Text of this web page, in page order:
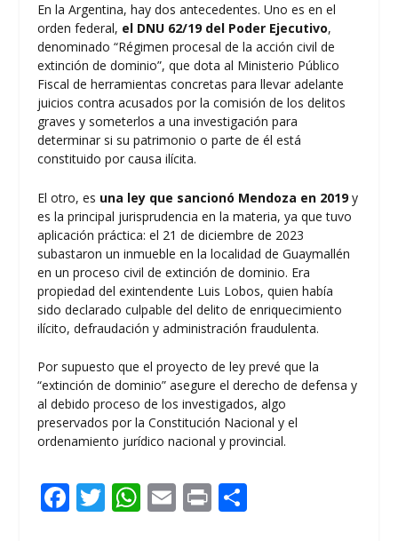
En la Argentina, hay dos antecedentes. Uno es en el
orden federal, el DNU 62/19 del Poder Ejecutivo,
denominado “Régimen procesal de la acción civil de
extinción de dominio”, que dota al Ministerio Público
Fiscal de herramientas concretas para llevar adelante
juicios contra acusados por la comisión de los delitos
graves y someterlos a una investigación para
determinar si su patrimonio o parte de él está
constituido por causa ilícita.
El otro, es una ley que sancionó Mendoza en 2019y
es la principal jurisprudencia en la materia, ya que tuvo
aplicación práctica: el 21 de diciembre de 2023
subastaron un inmueble en la localidad de Guaymallén
en un proceso civil de extinción de dominio. Era
propiedad del exintendente Luis Lobos, quien había
sido declarado culpable del delito de enriquecimiento
ilícito, defraudación y administración fraudulenta.
Por supuesto que el proyecto de ley prevé que la
“extinción de dominio” asegure el derecho de defensa y
al debido proceso de los investigados, algo
preservados por la Constitución Nacional y el
ordenamiento jurídico nacional y provincial.
F T W E Pr